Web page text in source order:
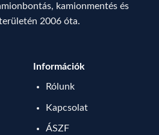
kamionmentés és
2006 óta.
Információk
Rólunk
Kapcsolat
ÁSZF